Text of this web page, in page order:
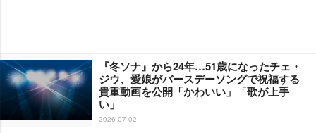
『冬ソナ』から24年…51歳になったチェ・
ジウ、愛娘がバースデーソングで祝福する
貴重動画を公開「かわいい」「歌が上手
い」
2026-07-02